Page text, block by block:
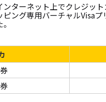
ンターネット上でクレジッ
ング専用バーチャルVisa